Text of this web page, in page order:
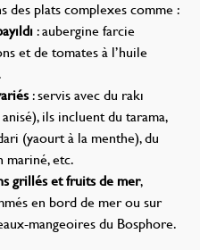
des plats complexes comme :
: aubergine farcie
et de tomates à l’huile
: servis avec du rakı
ils incluent du tarama,
(yaourt à la menthe), du
mariné, etc.
grillés et fruits de mer,
en bord de mer ou sur
mangeoires du Bosphore.